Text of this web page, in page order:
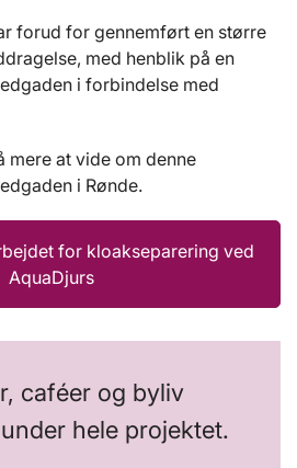
forud for gennemført en større
med henblik på en
i forbindelse med
mere at vide om denne
i Rønde.
for kloakseparering ved
AquaDjurs
caféer og byliv
hele projektet.